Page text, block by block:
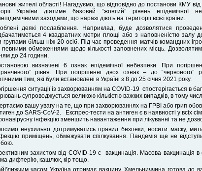
жителі області! Нагадуємо, що відповідно до постанови КМУ
України діятиме базовий “жовтий” рівень
заходами, що наразі діють на території всієї країни.
деякі послаблення. Наприклад, буде дозволятися
4 квадратних метри площі або з наповненістю залу
групами більш ніж 20 осіб. Під час проведення матчів командних
обмеженнями щодо кількості заповнених місць.
до 24 години.
визначені 6 ознак епідемічної небезпеки. При
рівня. При погіршенні двох ознак – до “червоного”
тим, які були встановлені в Україні з 8 до 25 січня 2021 року.
ситуації із захворюванням на COVID-19 спостерігається в
супроводжується великою кількістю важких випадків, в тому
вашу увагу на те, що при захворюваннях на ГРВІ або грип
до SARS-CoV-2. Експрес-тести на антиген є в наявності у всіх
інфекцію зменшить навантаження при лікуванні та не
неухильно дотримуватись правил безпеки, носити маску,
приміщень, обмежувати спілкування. Пандемія ще не
захистом від COVID-19 є вакцинація. Масова вакцинація
дифтерію, кашлюк, кір тощо.